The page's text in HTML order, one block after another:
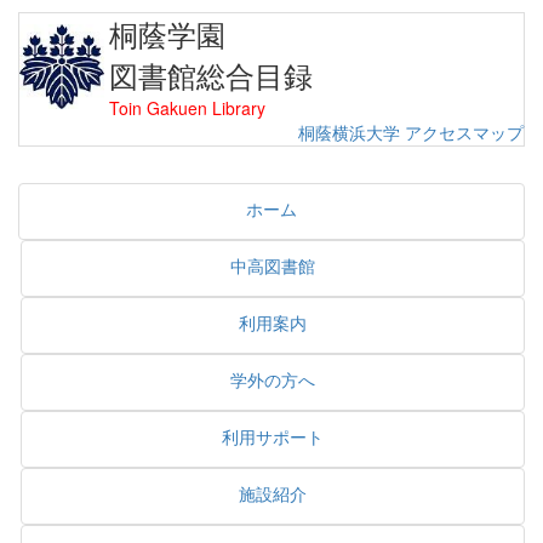
桐蔭学園
図書館総合目録
Toin Gakuen Library
桐蔭横浜大学 アクセスマップ
ホーム
中高図書館
利用案内
学外の方へ
利用サポート
施設紹介